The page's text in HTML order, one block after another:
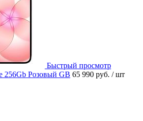
Быстрый просмотр
256Gb Розовый GB 65 990 руб. / шт